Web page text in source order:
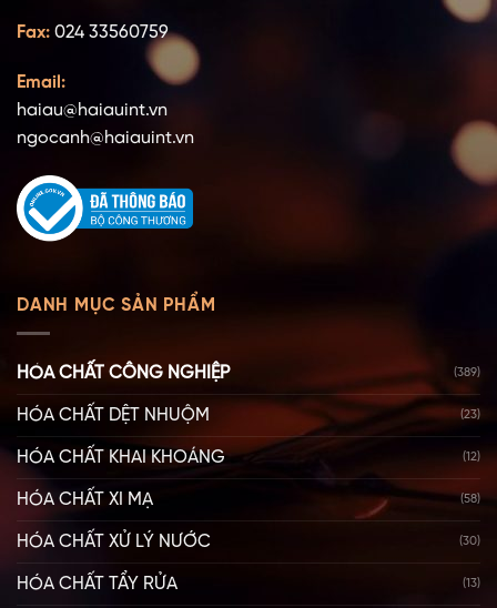
Fax: 024 33560759
Email:
haiau@haiauint.vn
ngocanh@haiauint.vn
DANH MỤC SẢN PHẨM
HÓA CHẤT CÔNG NGHIỆP (389)
HÓA CHẤT DỆT NHUỘM (23)
HÓA CHẤT KHAI KHOÁNG (12)
HÓA CHẤT XI MẠ (58)
HÓA CHẤT XỬ LÝ NƯỚC (30)
HÓA CHẤT TẨY RỬA (13)